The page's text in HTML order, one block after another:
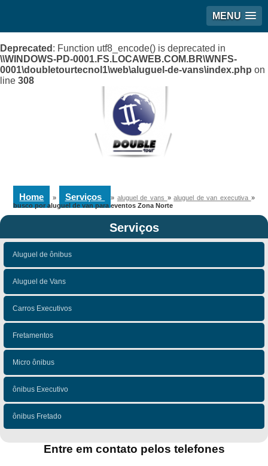
MENU
Deprecated : Function utf8_encode() is deprecated in
\\WINDOWS-PD-0001.FS.LOCAWEB.COM.BR\WNFS-
0001\doubletourtecnol1\web\aluguel-de-vans\index.php on
line 308
Home » Serviços » aluguel de vans »aluguel de van executiva »
busco por aluguel de van para eventos Zona Norte
Serviços
Aluguel de ônibus
Aluguel de Vans
Carros Executivos
Fretamentos
Micro ônibus
ônibus Executivo
ônibus Fretado
Entre em contato pelos telefones